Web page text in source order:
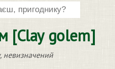
[Clay golem]
невизначений